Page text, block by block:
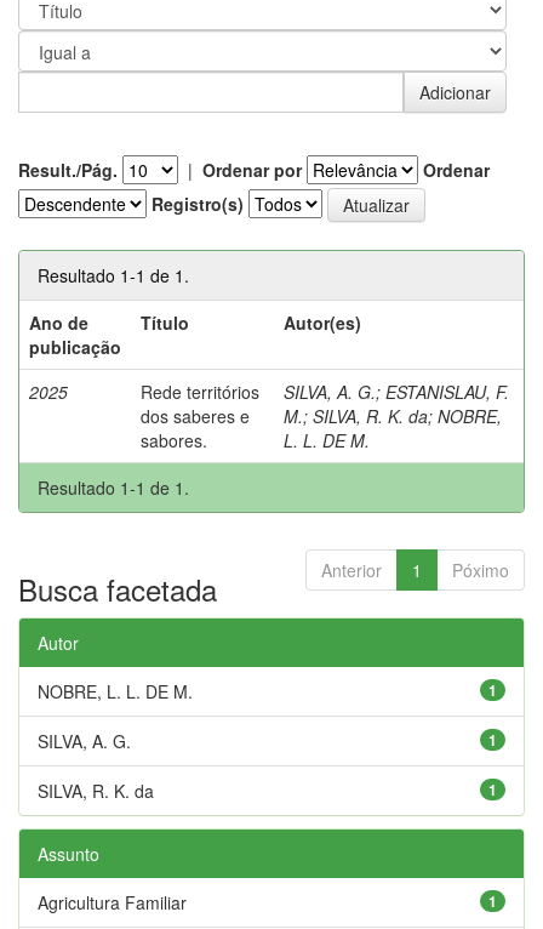
Result./Pág. | Ordenar por
Ordenar
Registro(s)
Resultado 1-1 de 1.
Ano de
publicação
Título Autor(es)
2025
Rede territórios
dos saberes e
sabores.
SILVA, A. G.; ESTANISLAU, F.
M.; SILVA, R. K. da; NOBRE,
L. L. DE M.
Resultado 1-1 de 1.
Anterior 1 Póximo
Busca facetada
Autor
1
NOBRE, L. L. DE M.
1
SILVA, A. G.
1
SILVA, R. K. da
Assunto
1
Agricultura Familiar